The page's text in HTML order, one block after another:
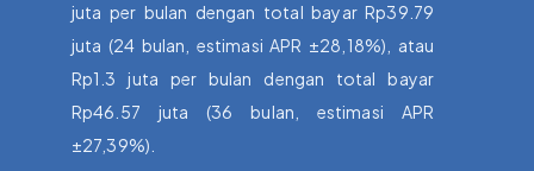
juta per bulan dengan total bayar Rp39.79
juta (24 bulan, estimasi APR ±28,18%), atau
Rp1.3 juta per bulan dengan total bayar
Rp46.57 juta (36 bulan, estimasi APR
±27,39%).